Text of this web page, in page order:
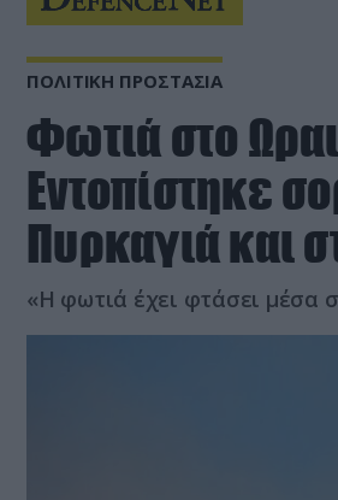
ΠΟΛΙΤΙΚΗ ΠΡΟΣΤΑΣΙΑ
Φωτιά στο
Εντοπίστηκε
Πυρκαγιά και
«Η φωτιά έχει φτάσει μέσα